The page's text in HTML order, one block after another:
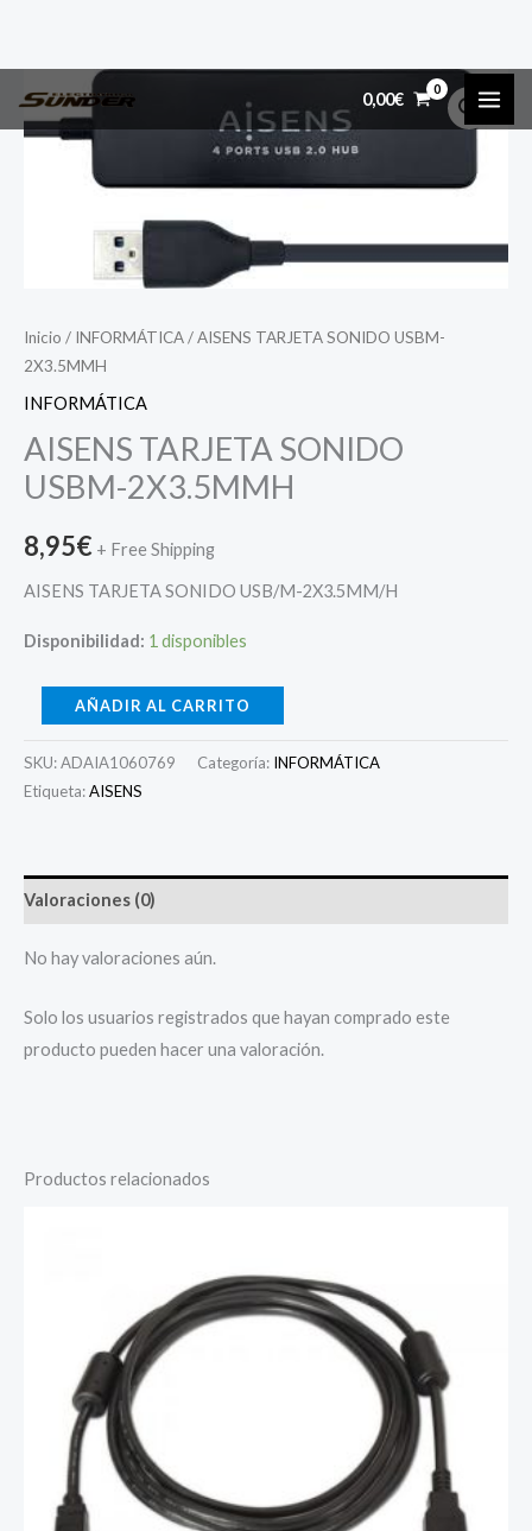
contenido
0,00€
Inicio / INFORMÁTICA/ AISENS TARJETA SONIDO USBM-
2X3.5MMH
INFORMÁTICA
AISENS TARJETA SONIDO
USBM-2X3.5MMH
8,95€ + Free Shipping
AISENS TARJETA SONIDO USB/M-2X3.5MM/H
Disponibilidad: 1 disponibles
TARJETA
SONIDO
AÑADIR AL CARRITO
SKU:ADAIA1060769 Categoría: INFORMÁTICA
Etiqueta:AISENS
Valoraciones (0)
No hay valoraciones aún.
Solo los usuarios registrados que hayan comprado este
producto pueden hacer una valoración.
Productos relacionados